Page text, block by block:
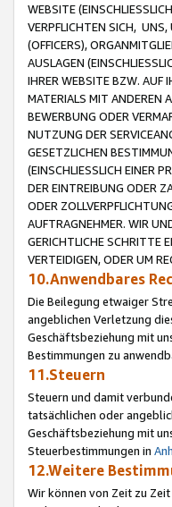
WEBSITE
VERPFLICHTEN SICH, UNS,
(OFFICERS),
AUSLAGEN
IHRER WEBSITE BZW. AUF
MATERIALS MIT ANDEREN
BEWERBUNG ODER
NUTZUNG DER
GESETZLICHEN
(EINSCHLIESSLICH EINER
DER EINTREIBUNG ODER
ODER
AUFTRAGNEHMER. WIR
GERICHTLICHE SCHRITTE
VERTEIDIGEN, ODER UM
10.Anwendbares
Die Beilegung etwaiger
angeblichen Verletzung
Geschäftsbeziehung mit
Bestimmungen zu
11.Steuern
Steuern und damit
tatsächlichen oder
Geschäftsbeziehung mit
Steuerbestimmungen in
12.Weitere
Wir können von Zeit zu